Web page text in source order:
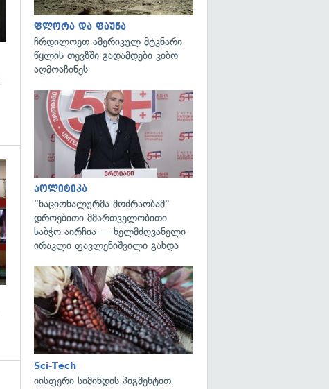
გადახედვა
ფლორა და ფაუნა
ჩრდილოეთ ამერიკულ მტკნარი
წყლის თევზში გადამდები კიბო
აღმოაჩინეს
პოლიტიკა
"ნაციონალურმა მოძრაობამ"
დროებითი მმართველობითი
საბჭო აირჩია — ხელმძღვანელი
ირაკლი ფავლენიშვილი გახდა
Sci-Tech
იისფერი სიმინდის პიგმენტით